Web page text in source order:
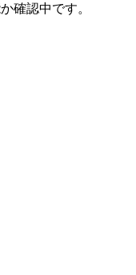
確認中です。